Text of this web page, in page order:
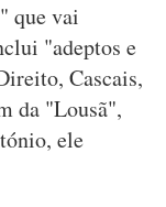
que vai
"adeptos e
Cascais,
da "Lousã",
ele